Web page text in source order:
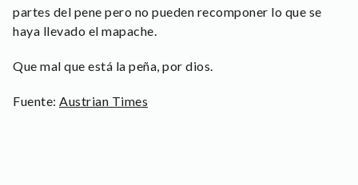
partes del pene pero no pueden recomponer lo que se
haya llevado el mapache.
Que mal que está la peña, por dios.
Fuente: Austrian Times